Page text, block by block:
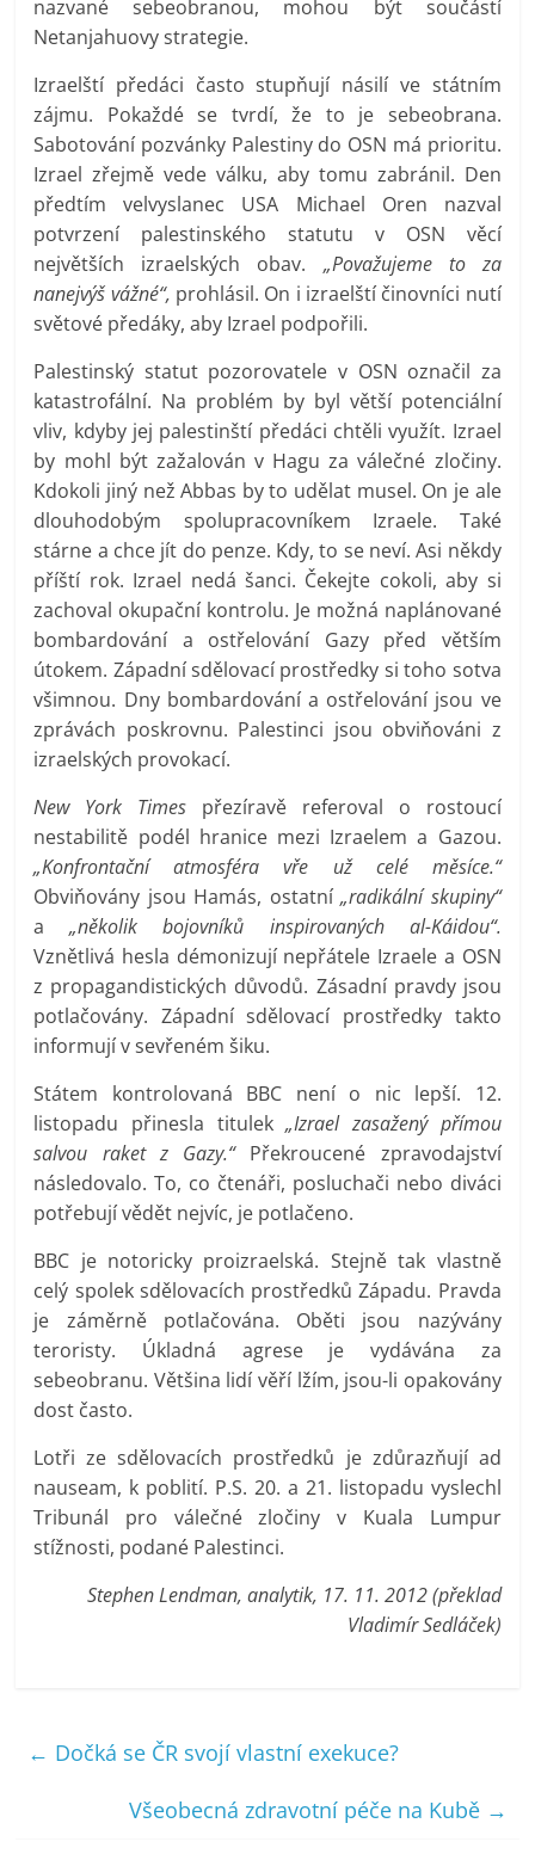
nazvané sebeobranou, mohou být součástí
Netanjahuovy strategie.
Izraelští předáci často stupňují násilí ve státním
zájmu. Pokaždé se tvrdí, že to je sebeobrana.
Sabotování pozvánky Palestiny do OSN má prioritu.
Izrael zřejmě vede válku, aby tomu zabránil. Den
předtím velvyslanec USA Michael Oren nazval
potvrzení palestinského statutu v OSN věcí
největších izraelských obav. „Považujeme to za
nanejvýš vážné“, prohlásil. On i izraelští činovníci nutí
světové předáky, aby Izrael podpořili.
Palestinský statut pozorovatele v OSN označil za
katastrofální. Na problém by byl větší potenciální
vliv, kdyby jej palestinští předáci chtěli využít. Izrael
by mohl být zažalován v Hagu za válečné zločiny.
Kdokoli jiný než Abbas by to udělat musel. On je ale
dlouhodobým spolupracovníkem Izraele. Také
stárne a chce jít do penze. Kdy, to se neví. Asi někdy
příští rok. Izrael nedá šanci. Čekejte cokoli, aby si
zachoval okupační kontrolu. Je možná naplánované
bombardování a ostřelování Gazy před větším
útokem. Západní sdělovací prostředky si toho sotva
všimnou. Dny bombardování a ostřelování jsou ve
zprávách poskrovnu. Palestinci jsou obviňováni z
izraelských provokací.
New York Times přezíravě referoval o rostoucí
nestabilitě podél hranice mezi Izraelem a Gazou.
„Konfrontační atmosféra vře už celé měsíce.“
Obviňovány jsou Hamás, ostatní„radikální skupiny“
a„několik bojovníků inspirovaných al-Káidou“.
Vznětlivá hesla démonizují nepřátele Izraele a OSN
z propagandistických důvodů. Zásadní pravdy jsou
potlačovány. Západní sdělovací prostředky takto
informují v sevřeném šiku.
Státem kontrolovaná BBC není o nic lepší. 12.
listopadu přinesla titulek„Izrael zasažený přímou
salvou raket z Gazy.“Překroucené zpravodajství
následovalo. To, co čtenáři, posluchači nebo diváci
potřebují vědět nejvíc, je potlačeno.
BBC je notoricky proizraelská. Stejně tak vlastně
celý spolek sdělovacích prostředků Západu. Pravda
je záměrně potlačována. Oběti jsou nazývány
teroristy. Úkladná agrese je vydávána za
sebeobranu. Většina lidí věří lžím, jsou-li opakovány
dost často.
Lotři ze sdělovacích prostředků je zdůrazňují ad
nauseam, k poblití. P.S. 20. a 21. listopadu vyslechl
Tribunál pro válečné zločiny v Kuala Lumpur
stížnosti, podané Palestinci.
Stephen Lendman, analytik, 17. 11. 2012 (překlad
Vladimír Sedláček)
← Dočká se ČR svojí vlastní exekuce?
Všeobecná zdravotní péče na Kubě →